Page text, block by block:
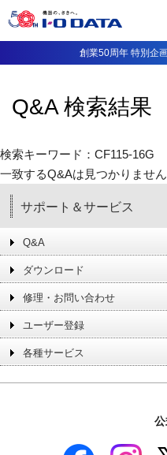
創業50周年 特別企
Q&A 検索結果
検索キーワード：CF115-16G
一致するQ&Aは見つかりません
サポート＆サービス
Q&A
ダウンロード
修理・お問い合わせ
ユーザー登録
各種サービス